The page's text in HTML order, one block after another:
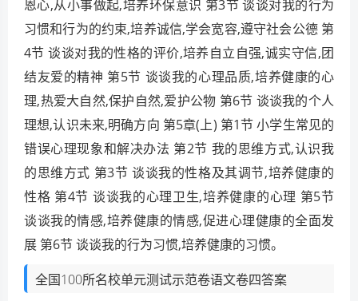
恩心,从小事做起,培养环保意识 第3节 谈谈对我的行为
习惯和行为的约束,培养诚信,学会宽容,遵守社会公德 第
4节 谈谈对我的性格的评价,培养自立自强,诚实守信,团
结友爱的精神 第5节 谈谈我的心理品质,培养健康的心
理,热爱大自然,保护自然,爱护公物 第6节 谈谈我的个人
理想,认识未来,明确方向 第5章(上) 第1节 小学生常见的
错误心理现象和解决办法 第2节 我的思维方式,认识我
的思维方式 第3节 谈谈我的性格及其调节,培养健康的
性格 第4节 谈谈我的心理卫生,培养健康的心理 第5节
谈谈我的情感,培养健康的情感,促进心理健康的全面发
展 第6节 谈谈我的行为习惯,培养健康的习惯。
全国100所名校单元测试示范卷语文卷四答案